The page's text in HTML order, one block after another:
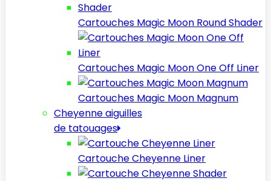
Cartouches Magic Moon Round Shader
Cartouches Magic Moon One Off Liner
Cartouches Magic Moon Magnum
Cheyenne aiguilles
de tatouages
Cartouche Cheyenne Liner